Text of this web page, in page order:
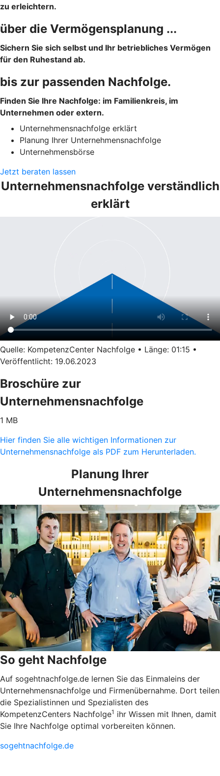
zu erleichtern.
über die Vermögensplanung ...
Sichern Sie sich selbst und Ihr betriebliches Vermögen
für den Ruhestand ab.
bis zur passenden Nachfolge.
Finden Sie Ihre Nachfolge: im Familienkreis, im
Unternehmen oder extern.
Unternehmensnachfolge erklärt
Planung Ihrer Unternehmensnachfolge
Unternehmensbörse
Jetzt beraten lassen
Unternehmensnachfolge verständlich
erklärt
Quelle: KompetenzCenter Nachfolge • Länge: 01:15 •
Veröffentlicht: 19.06.2023
Broschüre zur
Unternehmensnachfolge
1 MB
Hier finden Sie alle wichtigen Informationen zur
Unternehmensnachfolge als PDF zum Herunterladen.
Planung Ihrer
Unternehmensnachfolge
So geht Nachfolge
Auf sogehtnachfolge.de lernen Sie das Einmaleins der
Unternehmensnachfolge und Firmenübernahme. Dort teilen
die Spezialistinnen und Spezialisten des
KompetenzCenters Nachfolge1 ihr Wissen mit Ihnen, damit
Sie Ihre Nachfolge optimal vorbereiten können.
sogehtnachfolge.de